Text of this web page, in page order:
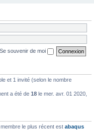
Se souvenir de moi
et 1 invité (selon le nombre
a été de 18 le mer. avr. 01 2020,
le plus récent est abaqus